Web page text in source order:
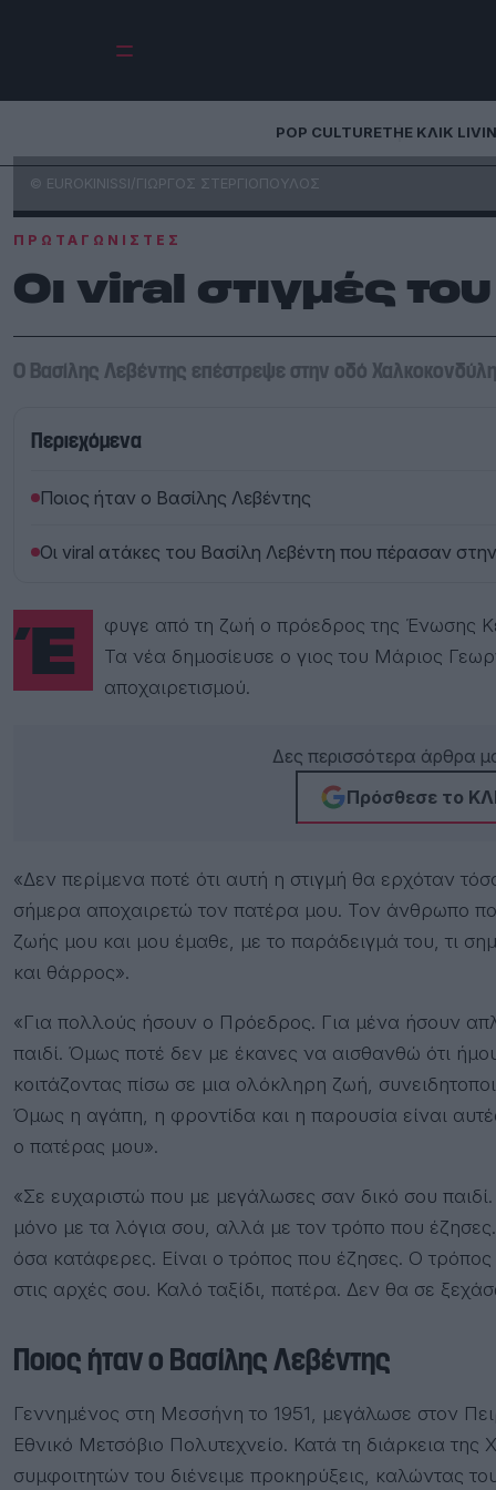
POP CULTURETHE ΚΛΙΚ
© EUROKINISSI/ΓΙΩΡΓΟΣ ΣΤΕΡΓΙΟΠΟΥΛΟΣ
ΠΡΩΤΑΓΩΝΙΣΤΈΣ
Οι viral στιγμές
Ο Βασίλης Λεβέντης επέστρεψε στην οδό
Περιεχόμενα
Ποιος ήταν ο Βασίλης Λεβέντης
Οι viral ατάκες του Βασίλη Λεβέντη που πέρασαν
Έφυγε από τη ζωή ο πρόεδρος της Ένωσης
Τα νέα δημοσίευσε ο γιος του Μάριος
αποχαιρετισμού.
Δες περισσότερα άρθρα
Πρόσθεσε το
«Δεν περίμενα ποτέ ότι αυτή η στιγμή θα ερχόταν
σήμερα αποχαιρετώ τον πατέρα μου. Τον άνθρωπο
ζωής μου και μου έμαθε, με το παράδειγμά του, τι
και θάρρος».
«Για πολλούς ήσουν ο Πρόεδρος. Για μένα ήσουν
παιδί. Όμως ποτέ δεν με έκανες να αισθανθώ ότι
κοιτάζοντας πίσω σε μια ολόκληρη ζωή,
Όμως η αγάπη, η φροντίδα και η παρουσία είναι
ο πατέρας μου».
«Σε ευχαριστώ που με μεγάλωσες σαν δικό σου
μόνο με τα λόγια σου, αλλά με τον τρόπο που
όσα κατάφερες. Είναι ο τρόπος που έζησες. Ο
στις αρχές σου. Καλό ταξίδι, πατέρα. Δεν θα σε
Ποιος ήταν ο Βασίλης Λεβέντης
Γεννημένος στη Μεσσήνη το 1951, μεγάλωσε στον
Εθνικό Μετσόβιο Πολυτεχνείο. Κατά τη διάρκεια
συμφοιτητών του διένειμε προκηρύξεις, καλώντας